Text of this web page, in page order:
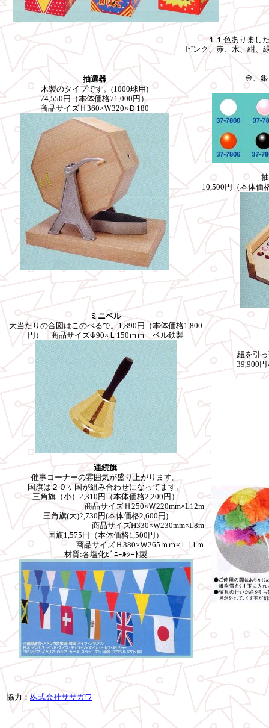
抽選器
木製のタイプです。(1000球用)
74,550円（本体価格71,000円）
商品サイズＨ360×Ｗ320×Ｄ180
１１色ありまし
ピンク、赤、水、紺、
金、
10,500円（本体価
ミニベル
大当たりの合図はこのべるで。1,890円（本体価格1,800
円） 商品サイズΦ90×Ｌ150ｍｍ ベル鉄製
連続旗
催事コーナーの雰囲気が盛り上がります。
国旗は２０ヶ国が組み合わせになってます。
三角旗（小）2,310円（本体価格2,200円）
商品サイズＨ250×Ｗ220mm×L12m
三角旗(大)2,730円(本体価格2,600円)
商品サイズH330×W230mm×L8m
国旗1,575円（本体価格1,500円）
商品サイズＨ380×Ｗ265ｍｍ×Ｌ11ｍ
材質:各塩化ﾋﾞﾆｰﾙｼｰﾄ製
紐を引
39,900
協力： 株式会社ササガワ